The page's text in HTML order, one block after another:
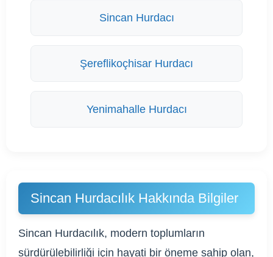
Sincan Hurdacı
Şereflikoçhisar Hurdacı
Yenimahalle Hurdacı
Sincan Hurdacılık Hakkında Bilgiler
Sincan Hurdacılık, modern toplumların
sürdürülebilirliği için hayati bir öneme sahip olan,